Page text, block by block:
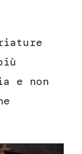
e non